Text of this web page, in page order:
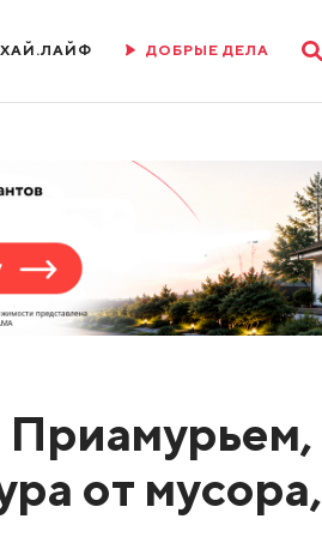
ДОБРЫЕ ДЕЛА
Приамурьем,
от мусора,